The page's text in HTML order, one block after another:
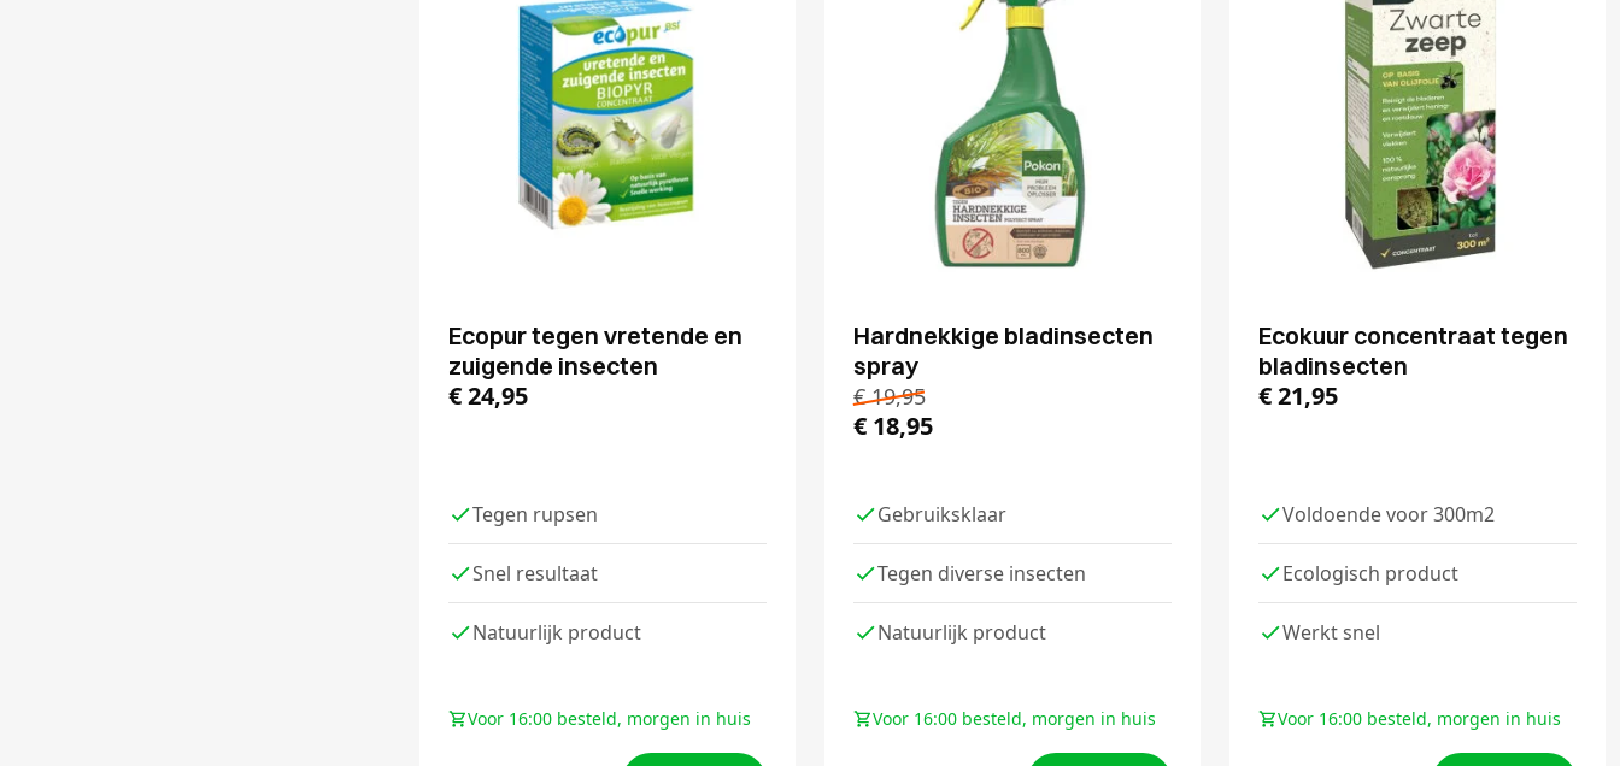
Ecopur tegen vretende en
zuigende insecten
€24,95
Tegen rupsen
Snel resultaat
Natuurlijk product
Voor 16:00 besteld, morgen in huis
Hardnekkige bladinsecten
spray
€19,95
€ 18,95
Gebruiksklaar
Tegen diverse insecten
Natuurlijk product
Voor 16:00 besteld, morgen in huis
Ecokuur concentraat tegen
bladinsecten
€21,95
Voldoende voor 300m2
Ecologisch product
Werkt snel
Voor 16:00 besteld, morgen in huis